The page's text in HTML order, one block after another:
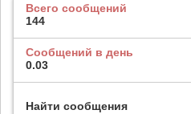
Всего сообщений
144
Сообщений в день
0.03
Найти сообщения